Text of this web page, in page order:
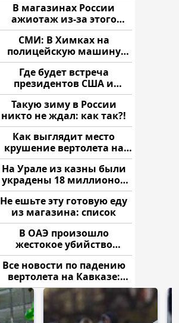
В магазинах России
ажиотаж из-за этого
продукта: что купить?
СМИ: В Химках на
полицейскую машину
напали и подожгли.
Где будет встреча
президентов США и
России: Европа?
Такую зиму в России
никто не ждал: как так?!
Как выглядит место
крушение вертолета на
Кавказе: смотреть
На Урале из казны были
украдены 18 миллионов
рублей
Не ешьте эту готовую еду
из магазина: список
В ОАЭ произошло
жестокое убийство
криптомиллионера
Все новости по падению
вертолета на Кавказе:
читать здесь